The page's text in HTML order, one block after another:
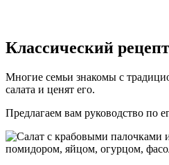
Классический рецепт
Многие семьи знакомы с
салата и ценят его.
Предлагаем вам руководство по